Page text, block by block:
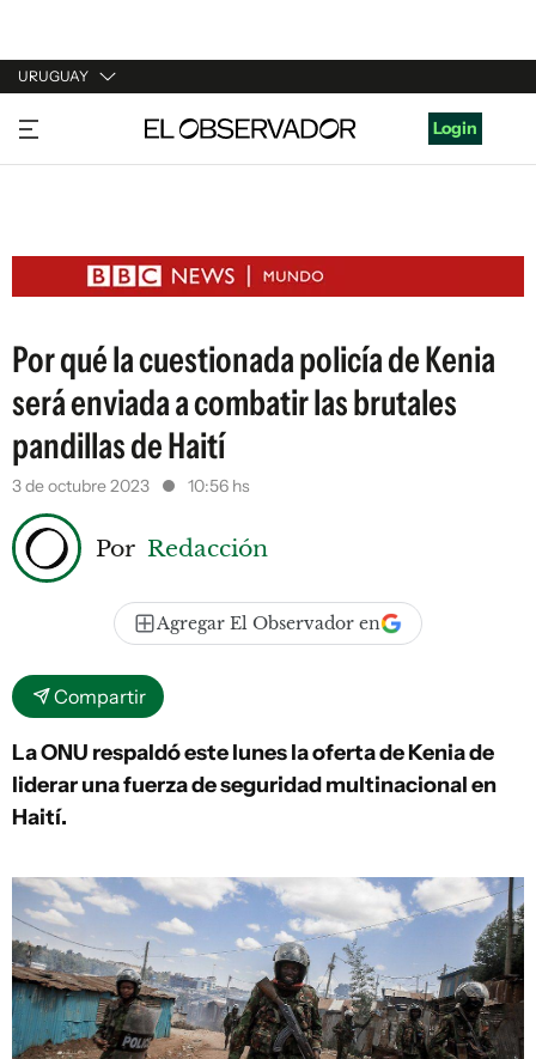
URUGUAY
URUGUAY
ARGENTINA
ESTADOS UNIDOS
Login
Por qué la cuestionada policía de Kenia
será enviada a combatir las brutales
pandillas de Haití
3 de octubre 2023 10:56 hs
Por Redacción
Agregar El Observador en
Compartir
La ONU respaldó este lunes la oferta de Kenia de
liderar una fuerza de seguridad multinacional en
Haití.